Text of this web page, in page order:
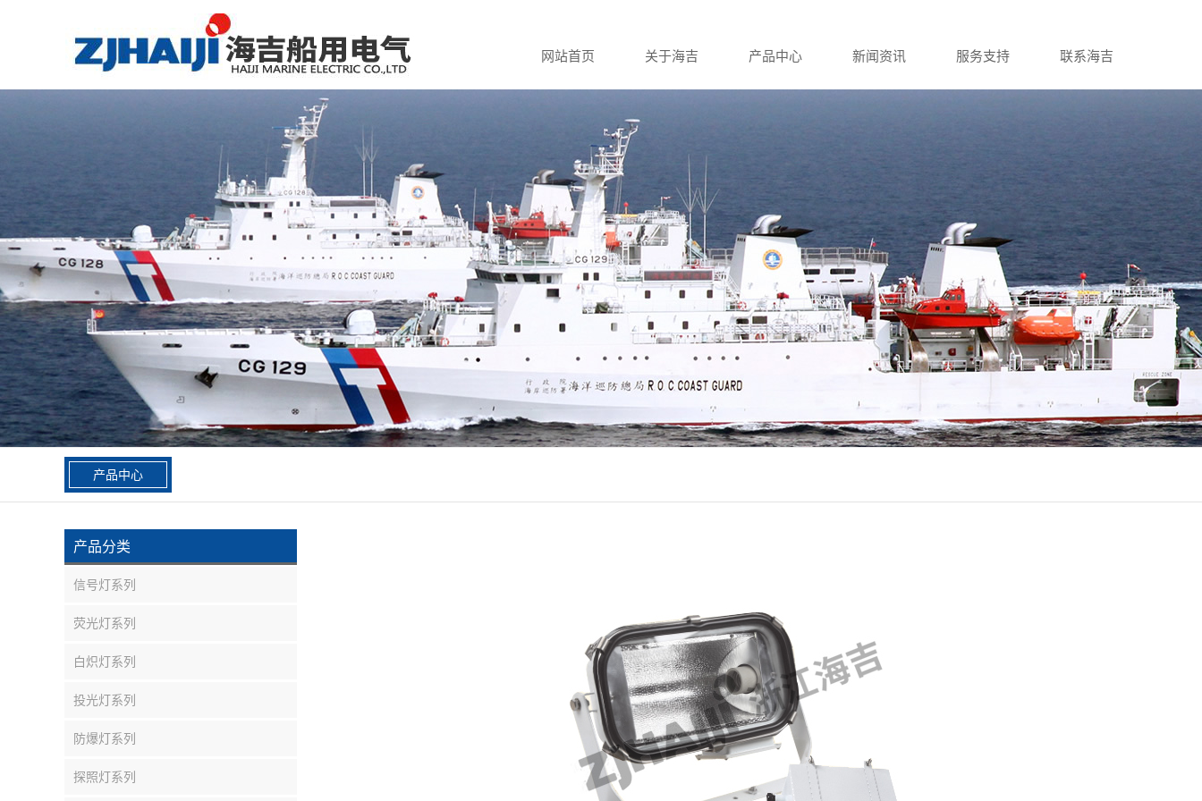
网站首页 关于海吉 产品中心 新闻资讯 服务支持 联系海吉
产品中心
产品分类
信号灯系列
荧光灯系列
白炽灯系列
投光灯系列
防爆灯系列
探照灯系列